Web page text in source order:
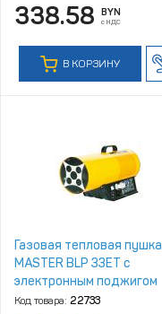
338.58 BYN
с НДС
В КОРЗИНУ
Газовая тепловая пушка
MASTER BLP 33ET с
электронным поджигом
Код товара: 22733